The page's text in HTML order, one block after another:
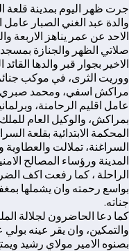
جرت ظهر اليوم بمدينة قلعة
والدة عبد الغني الصبار
الاحد عن عمر يناهز الاربعة
صلاتي الظهر والجنازة
الاخير بجوار قبر والدها
ووريت الثرى، في موكب
مراكش اسفي، ومحمد صبري
عامل اقليم الرحامنة،
بمراكش، والوكيل العام
المحكمة الابتدائية بقلعة
السراغنة، تملالت
المدينة ورؤساء المصالح
الراحلة ، كما رفعت اكف
بواسع رحمته وان يشملها
جناته.
كما دعا الحاضرون لجلالة
والتمكين، وان يقر عينه
بصنوه الامير مولاي رشيد